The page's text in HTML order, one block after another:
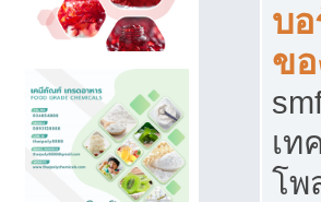
บ
ขอ
เท
โพ